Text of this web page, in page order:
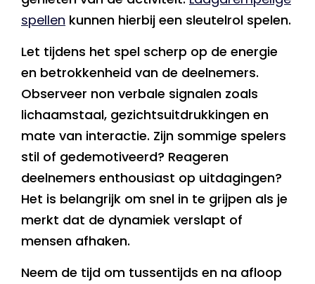
spellen kunnen hierbij een sleutelrol spelen.
Let tijdens het spel scherp op de energie
en betrokkenheid van de deelnemers.
Observeer non verbale signalen zoals
lichaamstaal, gezichtsuitdrukkingen en
mate van interactie. Zijn sommige spelers
stil of gedemotiveerd? Reageren
deelnemers enthousiast op uitdagingen?
Het is belangrijk om snel in te grijpen als je
merkt dat de dynamiek verslapt of
mensen afhaken.
Neem de tijd om tussentijds en na afloop